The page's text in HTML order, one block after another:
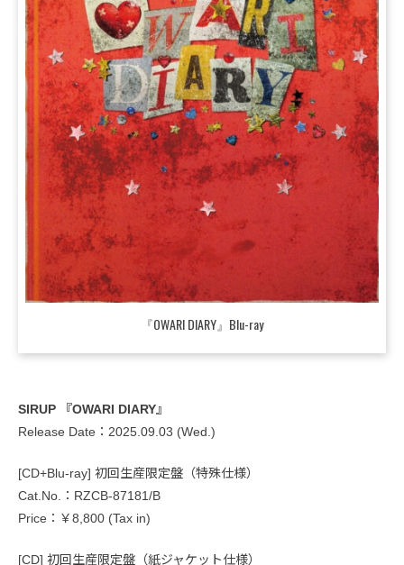
『OWARI DIARY』Blu-ray
SIRUP 『OWARI DIARY』
Release Date：2025.09.03 (Wed.)
[CD+Blu-ray] 初回生産限定盤（特殊仕様）
Cat.No.：RZCB-87181/B
Price：￥8,800 (Tax in)
[CD] 初回生産限定盤（紙ジャケット仕様）